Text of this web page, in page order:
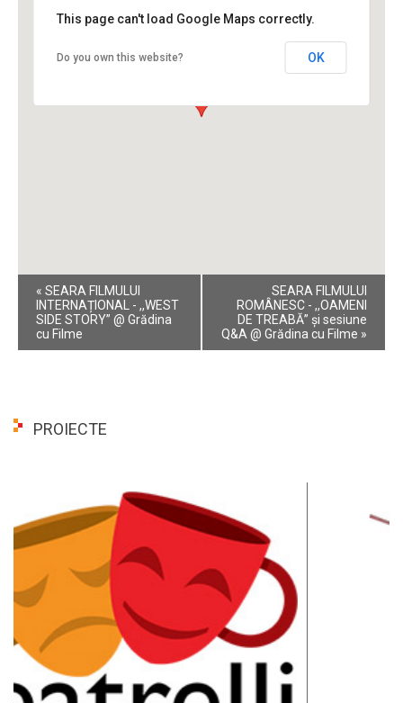
This page can't load Google Maps correctly.
Do you own this website? OK
Event
Navigation
« SEARA FILMULUI
INTERNAȚIONAL - ,,WEST
SIDE STORY” @ Grădina
cu Filme
SEARA FILMULUI
ROMÂNESC - ,,OAMENI
DE TREABĂ” și sesiune
Q&A @ Grădina cu Filme »
PROIECTE